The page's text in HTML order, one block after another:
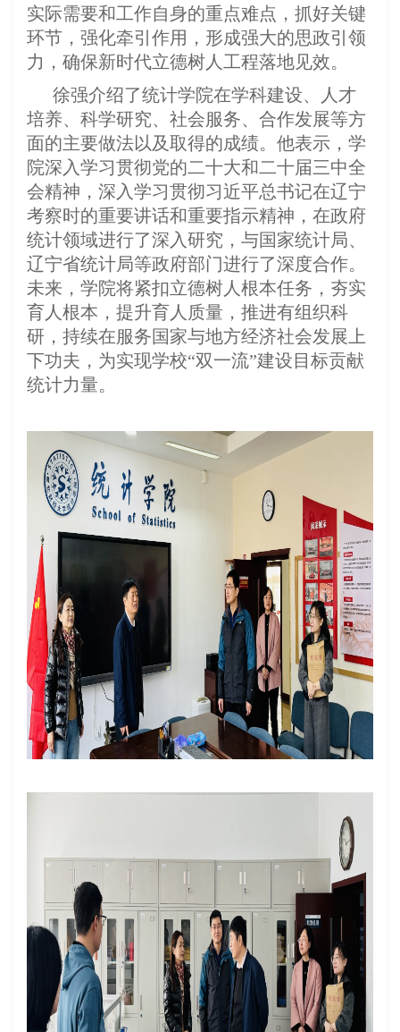
实际需要和工作自身的重点难点，抓好关键
环节，强化牵引作用，形成强大的思政引领
力，确保新时代立德树人工程落地见效。
徐强介绍了统计学院在学科建设、人才
培养、科学研究、社会服务、合作发展等方
面的主要做法以及取得的成绩。他表示，学
院深入学习贯彻党的二十大和二十届三中全
会精神，深入学习贯彻习近平总书记在辽宁
考察时的重要讲话和重要指示精神，在政府
统计领域进行了深入研究，与国家统计局、
辽宁省统计局等政府部门进行了深度合作。
未来，学院将紧扣立德树人根本任务，夯实
育人根本，提升育人质量，推进有组织科
研，持续在服务国家与地方经济社会发展上
下功夫，为实现学校“双一流”建设目标贡献
统计力量。